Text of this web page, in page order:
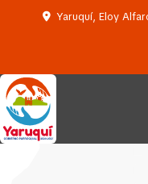
Yaruquí, Eloy